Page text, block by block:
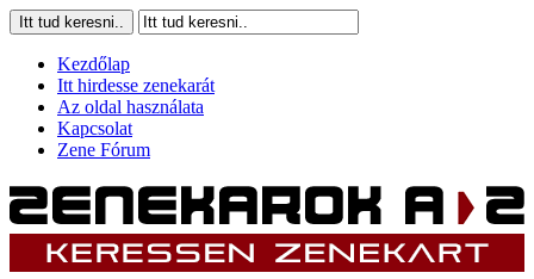
Kezdőlap
Itt hirdesse zenekarát
Az oldal használata
Kapcsolat
Zene Fórum